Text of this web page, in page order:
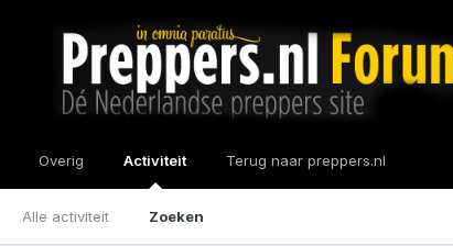
Overig Activiteit
Alle activiteit Zoeken
Terug naar preppers.nl